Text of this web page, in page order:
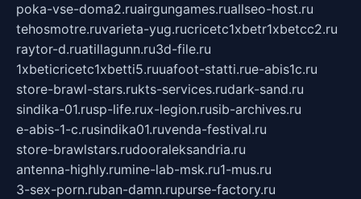
poka-vse-doma2.ruairgungames.ruallseo-host.ru
tehosmotre.ruvarieta-yug.rucricetc1xbetr1xbetcc2.ru
raytor-d.ruatillagunn.ru3d-file.ru
1xbeticricetc1xbetti5.ruuafoot-statti.rue-abis1c.ru
store-brawl-stars.rukts-services.rudark-sand.ru
sindika-01.rusp-life.rux-legion.rusib-archives.ru
e-abis-1-c.rusindika01.ruvenda-festival.ru
store-brawlstars.rudooraleksandria.ru
antenna-highly.rumine-lab-msk.ru1-mus.ru
3-sex-porn.ruban-damn.rupurse-factory.ru